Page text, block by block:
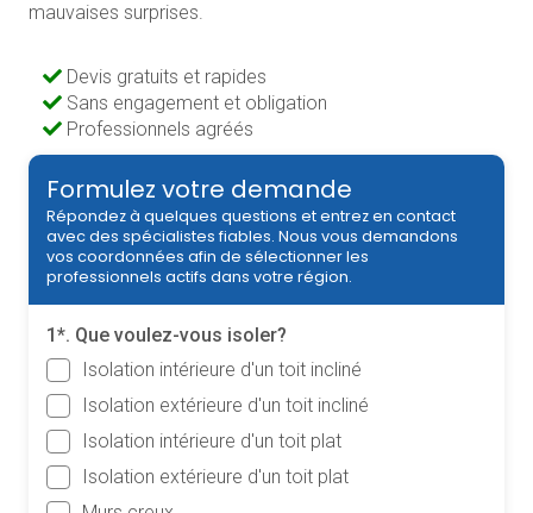
mauvaises surprises.
Devis gratuits et rapides
Sans engagement et obligation
Professionnels agréés
Formulez votre demande
Répondez à quelques questions et entrez en contact
avec des spécialistes fiables. Nous vous demandons
vos coordonnées afin de sélectionner les
professionnels actifs dans votre région.
1*. Que voulez-vous isoler?
Isolation intérieure d'un toit incliné
Isolation extérieure d'un toit incliné
Isolation intérieure d'un toit plat
Isolation extérieure d'un toit plat